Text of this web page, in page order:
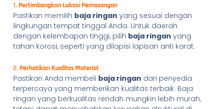
1. Pertimbangkan Lokasi Pemasangan
Pastikan memilih baja ringan yang sesuai dengan
lingkungan tempat tinggal Anda. Untuk daerah
dengan kelembapan tinggi, pilih baja ringan yang
tahan korosi, seperti yang dilapisi lapisan anti karat.
2. Perhatikan Kualitas Material
Pastikan Anda membeli baja ringan dari penyedia
terpercaya yang memberikan kualitas terbaik. Baja
ringan yang berkualitas rendah mungkin lebih murah,